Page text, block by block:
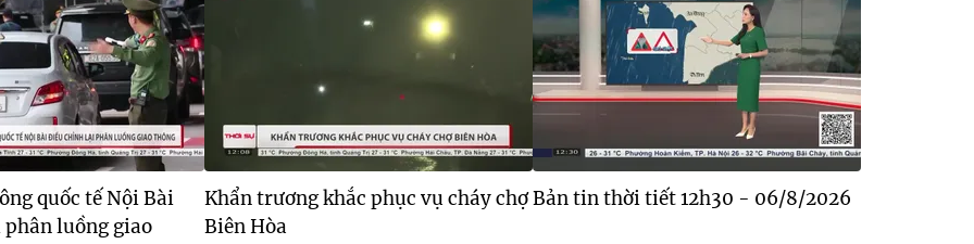
quốc tế Nội Bài
luồng giao
Khẩn trương khắc phục vụ cháy chợ
Biên Hòa
Bản tin thời tiết 12h30 - 06/8/2026